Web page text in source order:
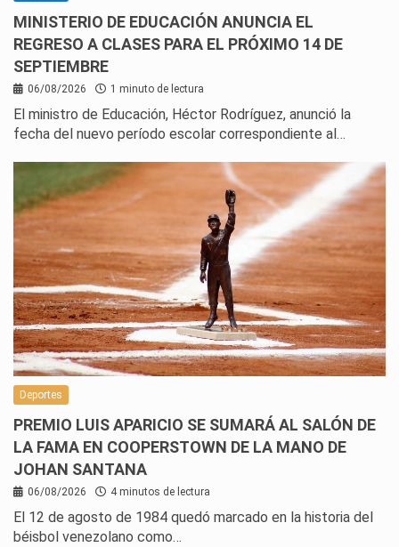
MINISTERIO DE EDUCACIÓN ANUNCIA EL
REGRESO A CLASES PARA EL PRÓXIMO 14 DE
SEPTIEMBRE
06/08/2026 1 minuto de lectura
El ministro de Educación, Héctor Rodríguez, anunció la
fecha del nuevo período escolar correspondiente al…
Deportes
PREMIO LUIS APARICIO SE SUMARÁ AL SALÓN DE
LA FAMA EN COOPERSTOWN DE LA MANO DE
JOHAN SANTANA
06/08/2026 4 minutos de lectura
El 12 de agosto de 1984 quedó marcado en la historia del
béisbol venezolano como…